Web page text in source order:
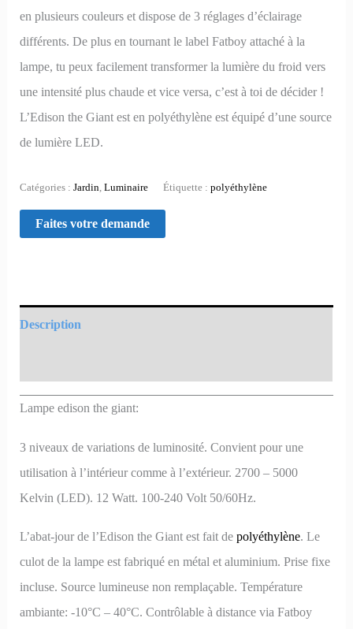
en plusieurs couleurs et dispose de 3 réglages d’éclairage
différents. De plus en tournant le label Fatboy attaché à la
lampe, tu peux facilement transformer la lumière du froid vers
une intensité plus chaude et vice versa, c’est à toi de décider !
L’Edison the Giant est en polyéthylène est équipé d’une source
de lumière LED.
Catégories :Jardin ,Luminaire Étiquette :polyéthylène
Description
Lampe edison the giant:
3 niveaux de variations de luminosité. Convient pour une
utilisation à l’intérieur comme à l’extérieur. 2700 – 5000
Kelvin (LED). 12 Watt. 100-240 Volt 50/60Hz.
L’abat-jour de l’Edison the Giant est fait depolyéthylène. Le
culot de la lampe est fabriqué en métal et aluminium. Prise fixe
incluse. Source lumineuse non remplaçable. Température
ambiante: -10°C – 40°C. Contrôlable à distance via Fatboy